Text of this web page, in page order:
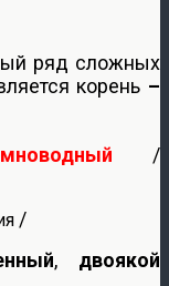
ряд сложных
корень –
/
/
, двоякой